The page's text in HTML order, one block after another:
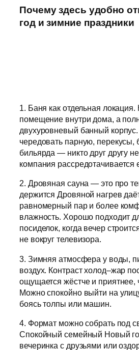
Почему здесь удобно
год и зимние праздники
1. Баня как отдельная
помещение внутри дома, а
двухуровневый банный
чередовать парную, перекусы,
бильярда — никто друг другу
компания рассредотачивается
2. Дровяная сауна — это про
держится Дровяной нагрев
равномерный пар и более
влажность. Хорошо подходит
посиделок, когда вечер
не вокруг телевизора.
3. Зимняя атмосфера у воды,
воздух. Контраст холод–жар
ощущается жёстче и приятнее,
Можно спокойно выйти на
боясь толпы или машин.
4. Формат можно собрать под
Спокойный семейный Новый
вечеринка с друзьями или